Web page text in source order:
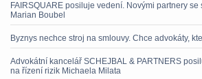
FAIRSQUARE posiluje vedení. Novými partnery
Marian Boubel
Byznys nechce stroj na smlouvy. Chce advokáty,
Advokátní kancelář SCHEJBAL & PARTNERS
na řízení rizik Michaela Milata